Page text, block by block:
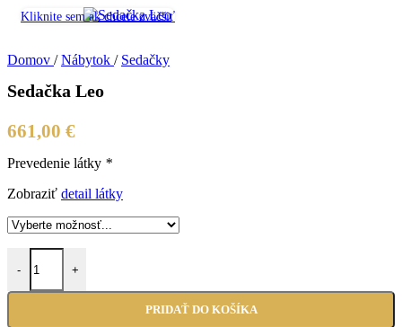
Kliknite sem ak chcete zväčšiť
Domov / Nábytok / Sedačky
Sedačka Leo
661,00 €
Prevedenie látky *
Zobraziť detail látky
-
množstvo Sedačka Leo
+
PRIDAŤ DO KOŠÍKA